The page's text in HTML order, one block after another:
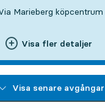
Marieberg köpcentrum
Visa fler detaljer
Visa senare avgångar